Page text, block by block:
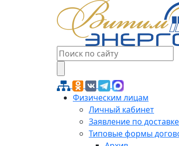
Физическим лицам
Личный кабинет
Заявление по
Типовые формы